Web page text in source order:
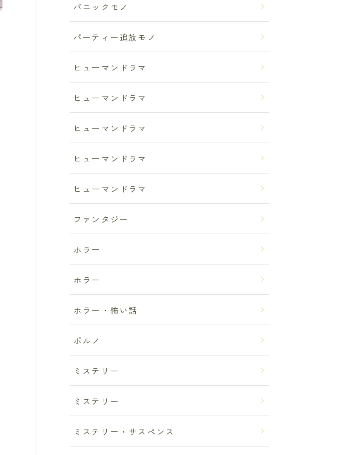
パニックモノ
パーティー追放モノ
ヒューマンドラマ
ヒューマンドラマ
ヒューマンドラマ
ヒューマンドラマ
ヒューマンドラマ
ファンタジー
ホラー
ホラー
ホラー・怖い話
ポルノ
ミステリー
ミステリー
ミステリー・サスペンス